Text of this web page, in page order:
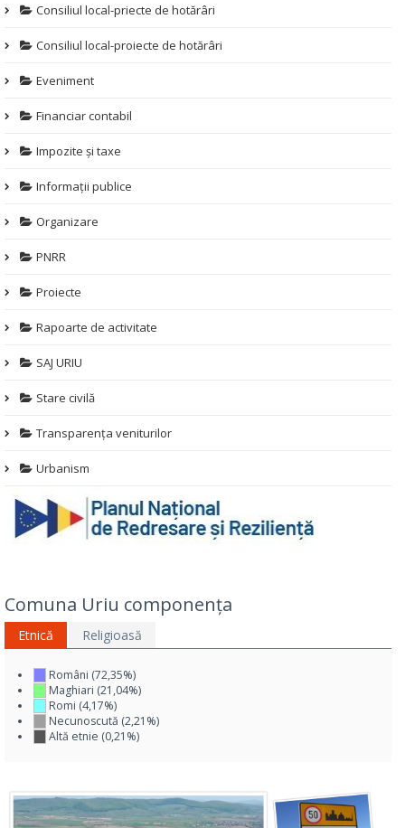
Consiliul local-priecte de hotărâri
Consiliul local-proiecte de hotărâri
Eveniment
Financiar contabil
Impozite și taxe
Informații publice
Organizare
PNRR
Proiecte
Rapoarte de activitate
SAJ URIU
Stare civilă
Transparența veniturilor
Urbanism
Comuna Uriu componența
Etnică Religioasă
Români (72,35%)
Maghiari (21,04%)
Romi (4,17%)
Necunoscută (2,21%)
Altă etnie (0,21%)